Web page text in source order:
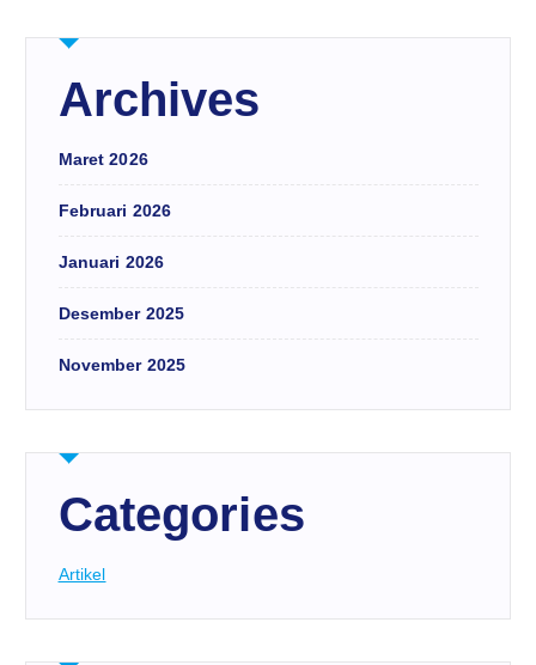
Archives
Maret 2026
Februari 2026
Januari 2026
Desember 2025
November 2025
Categories
Artikel